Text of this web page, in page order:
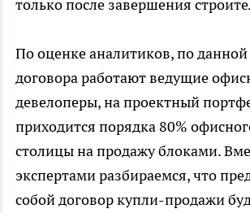
только после завершения
По оценке аналитиков, по
договора работают ведущие
девелоперы, на проектный
приходится порядка 80%
столицы на продажу блоками.
экспертами разбираемся, что
собой договор купли-продажи